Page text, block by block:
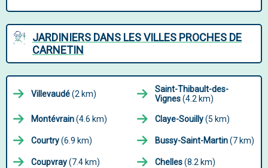
JARDINIERS DANS LES VILLES PROCHES DE
CARNETIN
Villevaudé(2 km)
Saint-Thibault-des-
Vignes(4.2 km)
Montévrain(4.6 km) Claye-Souilly(5 km)
Courtry(6.9 km) Bussy-Saint-Martin(7 km)
Coupvray(7.4 km) Chelles(8.2 km)